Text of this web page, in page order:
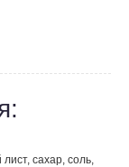
сахар, соль,